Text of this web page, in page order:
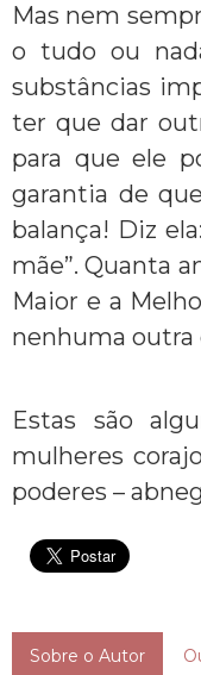
Mas nem
o tudo ou
substâncias
ter que dar
para que ele
garantia de
balança! Diz
mãe”. Quanta
Maior e a
nenhuma outra
Estas são
mulheres
poderes –
Sobre o Autor